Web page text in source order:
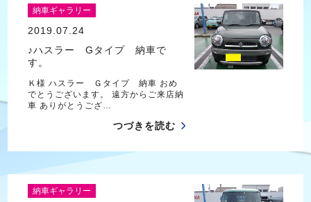
納車ギャラリー
2019.07.24
♪ハスラー Gタイプ 納車で
す。
Ｋ様 ハスラー Ｇタイプ 納車 おめ
でとうございます。 遠方からご来店納
車 ありがとうござ…
つづきを読む
納車ギャラリー